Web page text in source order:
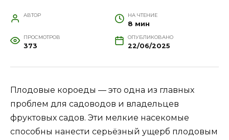
АВТОР НА ЧТЕНИЕ
8 мин
ПРОСМОТРОВ
373
ОПУБЛИКОВАНО
22/06/2025
Плодовые короеды — это одна из главных
проблем для садоводов и владельцев
фруктовых садов. Эти мелкие насекомые
способны нанести серьёзный ущерб плодовым